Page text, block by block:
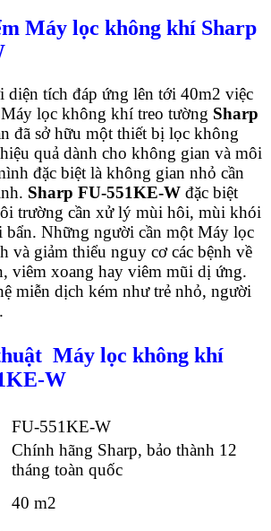
Máy lọc không khí Sharp
tích đáp ứng lên tới 40m2 việc
lọc không khí treo tường Sharp
đã sở hữu một thiết bị lọc không
quả dành cho không gian và môi
đặc biệt là không gian nhỏ cần
Sharp FU-551KE-W đặc biệt
trường cần xử lý mùi hôi, mùi khói
bẩn. Những người cần một Máy lọc
và giảm thiểu nguy cơ các bệnh về
viêm xoang hay viêm mũi dị ứng.
miễn dịch kém như trẻ nhỏ, người
Máy lọc không khí
W
FU-551KE-W
Chính hãng Sharp, bảo thành 12
tháng toàn quốc
40 m2